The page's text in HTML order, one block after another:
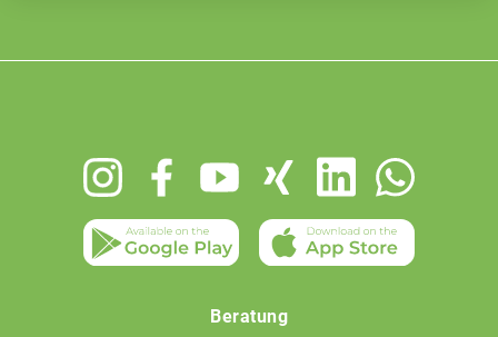
Beratung